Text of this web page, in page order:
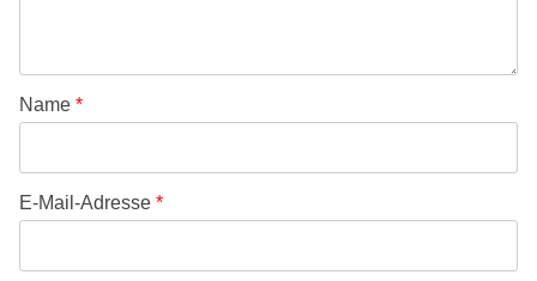
Name *
E-Mail-Adresse *